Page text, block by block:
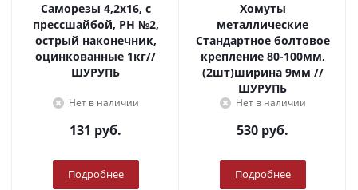
Саморезы 4,2х16, с
прессшайбой, PH №2,
острый наконечник,
оцинкованные 1кг//
ШУРУПЬ
Нет в наличии
131 руб.
Подробнее
Хомуты
металлические
Стандартное болтовое
крепление 80-100мм,
(2шт)ширина 9мм //
ШУРУПЬ
Нет в наличии
530 руб.
Подробнее